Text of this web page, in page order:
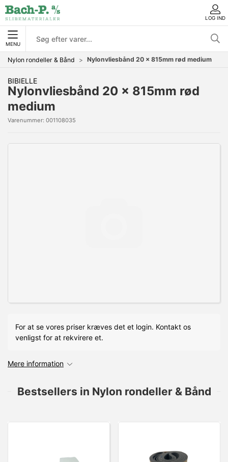
LOG IND
MENU
Nylon rondeller & Bånd Nylonvliesbånd 20 x 815mm rød medium
BIBIELLE
Nylonvliesbånd 20 x 815mm rød
medium
Varenummer: 001108035
For at se vores priser kræves det et login. Kontakt os
venligst for at rekvirere et.
Mere information
Bestsellers in Nylon rondeller & Bånd